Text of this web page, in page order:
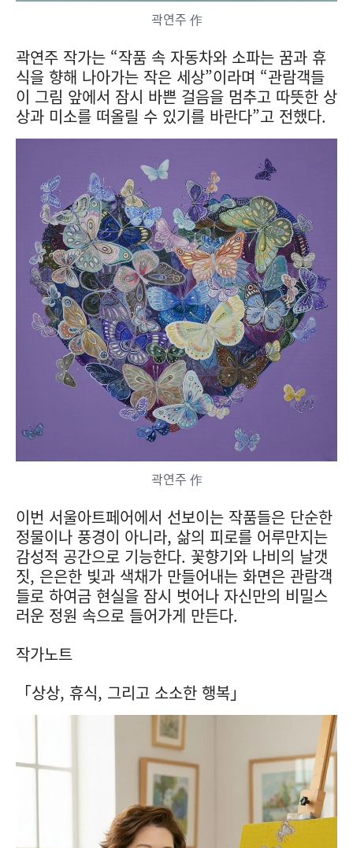
곽연주 作
곽연주 작가는 “작품 속 자동차와 소파는 꿈과 휴
식을 향해 나아가는 작은 세상”이라며 “관람객들
이 그림 앞에서 잠시 바쁜 걸음을 멈추고 따뜻한 상
상과 미소를 떠올릴 수 있기를 바란다”고 전했다.
곽연주 作
이번 서울아트페어에서 선보이는 작품들은 단순한
정물이나 풍경이 아니라, 삶의 피로를 어루만지는
감성적 공간으로 기능한다. 꽃향기와 나비의 날갯
짓, 은은한 빛과 색채가 만들어내는 화면은 관람객
들로 하여금 현실을 잠시 벗어나 자신만의 비밀스
러운 정원 속으로 들어가게 만든다.
작가노트
「상상, 휴식, 그리고 소소한 행복」